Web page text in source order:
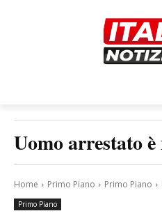
Uomo arrestato è
Home Primo Piano Primo Piano
Primo Piano